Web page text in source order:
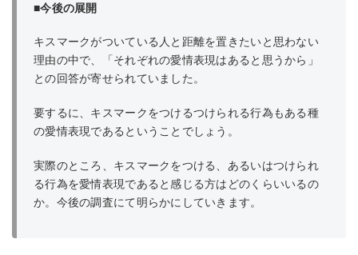
■今後の展開
キスマークがついている人と距離を置きたいと思わない
理由の中で、「それぞれの愛情表現はあると思うから」
との回答が寄せられていました。
要するに、キスマークをつけるつけられる行為もある種
の愛情表現であるということでしょう。
実際のところ、キスマークをつける、あるいはつけられ
る行為を愛情表現であると感じる方はどのくらいいるの
か。今後の調査にて明らかにしていきます。